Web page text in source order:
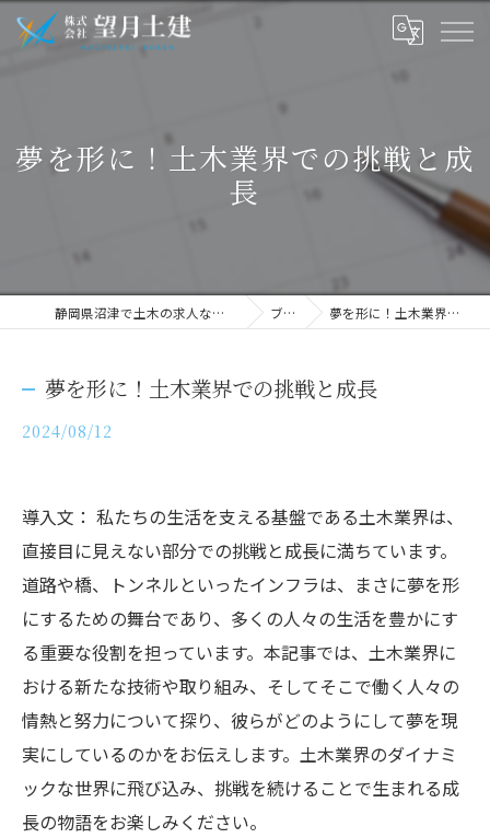
夢を形に！土木業界での挑戦と成
長
静岡県沼津で土木の求人なら株式会社望月土建 ブログ 夢を形に！土木業界での挑戦と成長
夢を形に！土木業界での挑戦と成長
2024/08/12
導入文： 私たちの生活を支える基盤である土木業界は、
直接目に見えない部分での挑戦と成長に満ちています。
道路や橋、トンネルといったインフラは、まさに夢を形
にするための舞台であり、多くの人々の生活を豊かにす
る重要な役割を担っています。本記事では、土木業界に
おける新たな技術や取り組み、そしてそこで働く人々の
情熱と努力について探り、彼らがどのようにして夢を現
実にしているのかをお伝えします。土木業界のダイナミ
ックな世界に飛び込み、挑戦を続けることで生まれる成
長の物語をお楽しみください。